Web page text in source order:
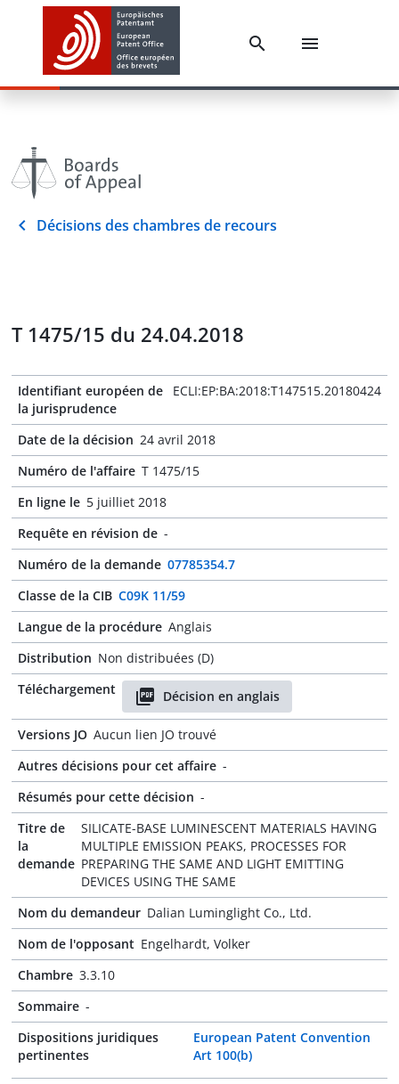
Décisions des chambres de recours
T 1475/15 du 24.04.2018
Identifiant européen de
la jurisprudence
ECLI:EP:BA:2018:T147515.20180424
Date de la décision 24 avril 2018
Numéro de l'affaire T 1475/15
En ligne le 5 juilliet 2018
Requête en révision de -
Numéro de la demande 07785354.7
Classe de la CIB C09K 11/59
Langue de la procédure Anglais
Distribution Non distribuées (D)
Téléchargement
Décision en anglais
Versions JO Aucun lien JO trouvé
Autres décisions pour cet affaire -
Résumés pour cette décision -
Titre de
la
demande
SILICATE-BASE LUMINESCENT MATERIALS HAVING
MULTIPLE EMISSION PEAKS, PROCESSES FOR
PREPARING THE SAME AND LIGHT EMITTING
DEVICES USING THE SAME
Nom du demandeur Dalian Luminglight Co., Ltd.
Nom de l'opposant Engelhardt, Volker
Chambre 3.3.10
Sommaire -
Dispositions juridiques
pertinentes
European Patent Convention
Art 100(b)